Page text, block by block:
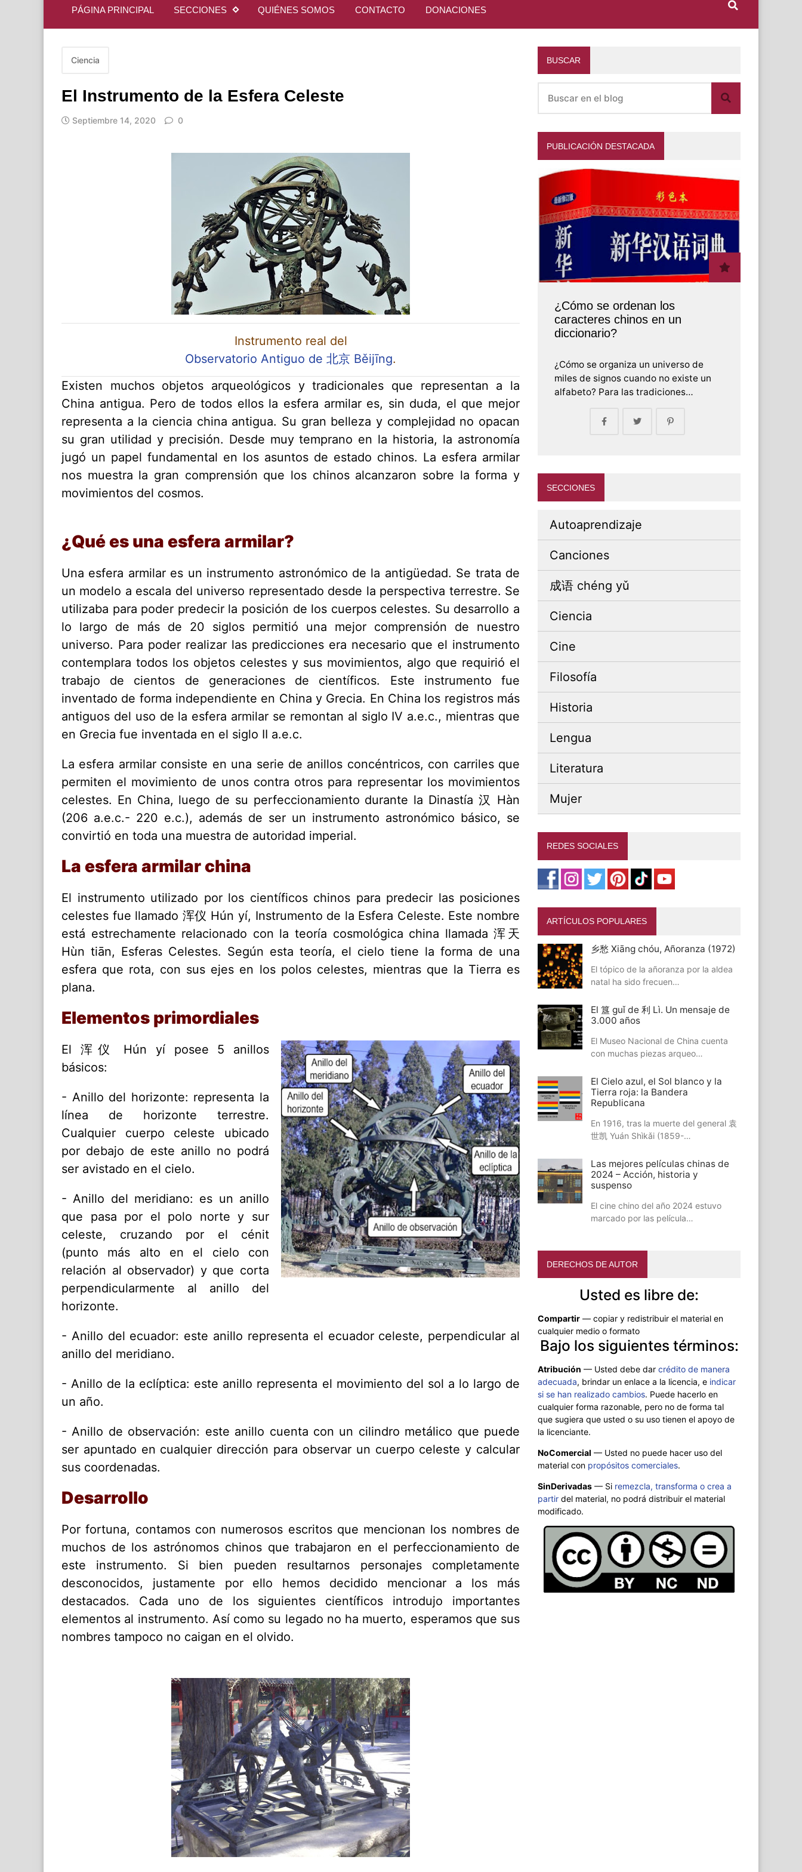
PÁGINA PRINCIPAL SECCIONES QUIÉNES SOMOS CONTACTO DONACIONES
Ciencia
El Instrumento de la Esfera Celeste
Septiembre 14, 2020 0
Instrumento real del
Observatorio Antiguo de 北京 Běijīng.
Existen muchos objetos arqueológicos y tradicionales que representan a la
China antigua. Pero de todos ellos la esfera armilar es, sin duda, el que mejor
representa a la ciencia china antigua. Su gran belleza y complejidad no opacan
su gran utilidad y precisión. Desde muy temprano en la historia, la astronomía
jugó un papel fundamental en los asuntos de estado chinos. La esfera armilar
nos muestra la gran comprensión que los chinos alcanzaron sobre la forma y
movimientos del cosmos.
¿Qué es una esfera armilar?
Una esfera armilar es un instrumento astronómico de la antigüedad. Se trata de
un modelo a escala del universo representado desde la perspectiva terrestre. Se
utilizaba para poder predecir la posición de los cuerpos celestes. Su desarrollo a
lo largo de más de 20 siglos permitió una mejor comprensión de nuestro
universo. Para poder realizar las predicciones era necesario que el instrumento
contemplara todos los objetos celestes y sus movimientos, algo que requirió el
trabajo de cientos de generaciones de científicos. Este instrumento fue
inventado de forma independiente en China y Grecia. En China los registros más
antiguos del uso de la esfera armilar se remontan al siglo IV a.e.c., mientras que
en Grecia fue inventada en el siglo II a.e.c.
La esfera armilar consiste en una serie de anillos concéntricos, con carriles que
permiten el movimiento de unos contra otros para representar los movimientos
celestes. En China, luego de su perfeccionamiento durante la Dinastía 汉 Hàn
(206 a.e.c.- 220 e.c.), además de ser un instrumento astronómico básico, se
convirtió en toda una muestra de autoridad imperial.
La esfera armilar china
El instrumento utilizado por los científicos chinos para predecir las posiciones
celestes fue llamado 浑仪 Hún yí, Instrumento de la Esfera Celeste. Este nombre
está estrechamente relacionado con la teoría cosmológica china llamada 浑天
Hùn tiān, Esferas Celestes. Según esta teoría, el cielo tiene la forma de una
esfera que rota, con sus ejes en los polos celestes, mientras que la Tierra es
plana.
Elementos primordiales
El 浑仪 Hún yí posee 5 anillos
básicos:
- Anillo del horizonte: representa la
línea de horizonte terrestre.
Cualquier cuerpo celeste ubicado
por debajo de este anillo no podrá
ser avistado en el cielo.
- Anillo del meridiano: es un anillo
que pasa por el polo norte y sur
celeste, cruzando por el cénit
(punto más alto en el cielo con
relación al observador) y que corta
perpendicularmente al anillo del
horizonte.
- Anillo del ecuador: este anillo representa el ecuador celeste, perpendicular al
anillo del meridiano.
- Anillo de la eclíptica: este anillo representa el movimiento del sol a lo largo de
un año.
- Anillo de observación: este anillo cuenta con un cilindro metálico que puede
ser apuntado en cualquier dirección para observar un cuerpo celeste y calcular
sus coordenadas.
Desarrollo
Por fortuna, contamos con numerosos escritos que mencionan los nombres de
muchos de los astrónomos chinos que trabajaron en el perfeccionamiento de
este instrumento. Si bien pueden resultarnos personajes completamente
desconocidos, justamente por ello hemos decidido mencionar a los más
destacados. Cada uno de los siguientes científicos introdujo importantes
elementos al instrumento. Así como su legado no ha muerto, esperamos que sus
nombres tampoco no caigan en el olvido.
BUSCAR
PUBLICACIÓN DESTACADA
¿Cómo se ordenan los
caracteres chinos en un
diccionario?
¿Cómo se organiza un universo de
miles de signos cuando no existe un
alfabeto? Para las tradiciones…
SECCIONES
Autoaprendizaje
Canciones
成语 chéng yǔ
Ciencia
Cine
Filosofía
Historia
Lengua
Literatura
Mujer
REDES SOCIALES
ARTÍCULOS POPULARES
乡愁 Xiāng chóu, Añoranza (1972)
El tópico de la añoranza por la aldea
natal ha sido frecuen…
El 簋 guǐ de 利 Lì. Un mensaje de
3.000 años
El Museo Nacional de China cuenta
con muchas piezas arqueo…
El Cielo azul, el Sol blanco y la
Tierra roja: la Bandera
Republicana
En 1916, tras la muerte del general 袁
世凯 Yuán Shìkǎi (1859-…
Las mejores películas chinas de
2024 – Acción, historia y
suspenso
El cine chino del año 2024 estuvo
marcado por las película…
DERECHOS DE AUTOR
Usted es libre de:
Compartir — copiar y redistribuir el material en
cualquier medio o formato
Bajo los siguientes términos:
Atribución — Usted debe dar crédito de manera
adecuada, brindar un enlace a la licencia, e indicar
si se han realizado cambios. Puede hacerlo en
cualquier forma razonable, pero no de forma tal
que sugiera que usted o su uso tienen el apoyo de
la licenciante.
NoComercial — Usted no puede hacer uso del
material con propósitos comerciales.
SinDerivadas — Si remezcla, transforma o crea a
partir del material, no podrá distribuir el material
modificado.